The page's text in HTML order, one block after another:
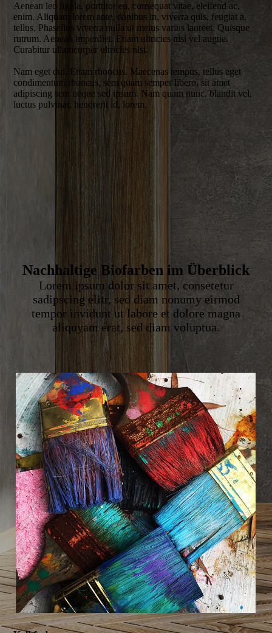
Aenean leo ligula, porttitor eu, consequat vitae, eleifend ac,
enim. Aliquam lorem ante, dapibus in, viverra quis, feugiat a,
tellus. Phasellus viverra nulla ut metus varius laoreet. Quisque
rutrum. Aenean imperdiet. Etiam ultricies nisi vel augue.
Curabitur ullamcorper ultricies nisi.
Nam eget dui. Etiam rhoncus. Maecenas tempus, tellus eget
condimentum rhoncus, sem quam semper libero, sit amet
adipiscing sem neque sed ipsum. Nam quam nunc, blandit vel,
luctus pulvinar, hendrerit id, lorem.
Nachhaltige Biofarben im Überblick
Lorem ipsum dolor sit amet, consetetur
sadipscing elitr, sed diam nonumy eirmod
tempor invidunt ut labore et dolore magna
aliquyam erat, sed diam voluptua.